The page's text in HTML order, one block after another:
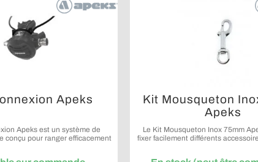
Apeks
Apeks est un système de
conçu pour ranger efficacement
Kit Mousqueton
Apeks
Le Kit Mousqueton Inox 75mm
fixer facilement différents